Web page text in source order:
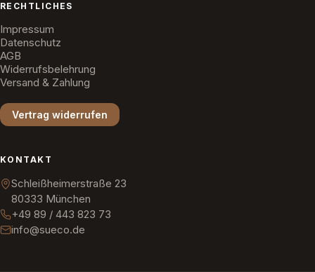
RECHTLICHES
Impressum
Datenschutz
AGB
Widerrufsbelehrung
Versand & Zahlung
Vertrag widerrufen
KONTAKT
Schleißheimerstraße 23
80333 München
+49 89 / 443 823 73
info@sueco.de